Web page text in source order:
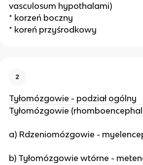
vasculosum hypothalami)
* korzeń boczny
* koreń przyśrodkowy
2
Tyłomózgowie - podział ogólny
Tyłomózgowie
a) Rdzeniomózgowie -
b) Tyłomózgowie wtórne -